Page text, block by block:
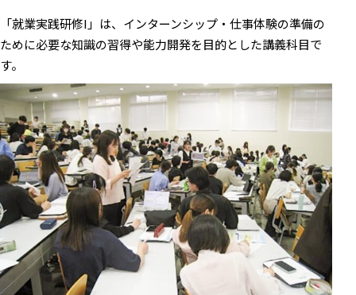
「就業実践研修I」は、インターンシップ・仕事体験の準備の
ために必要な知識の習得や能⼒開発を目的とした講義科目で
す。